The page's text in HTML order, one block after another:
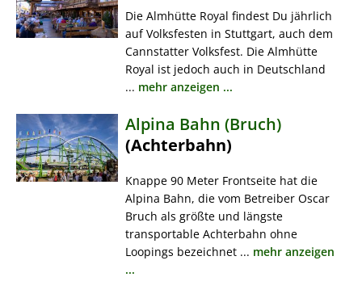
Die Almhütte Royal findest Du jährlich
auf Volksfesten in Stuttgart, auch dem
Cannstatter Volksfest. Die Almhütte
Royal ist jedoch auch in Deutschland
... mehr anzeigen ...
Alpina Bahn (Bruch)
(Achterbahn)
Knappe 90 Meter Frontseite hat die
Alpina Bahn, die vom Betreiber Oscar
Bruch als größte und längste
transportable Achterbahn ohne
Loopings bezeichnet ... mehr anzeigen
...